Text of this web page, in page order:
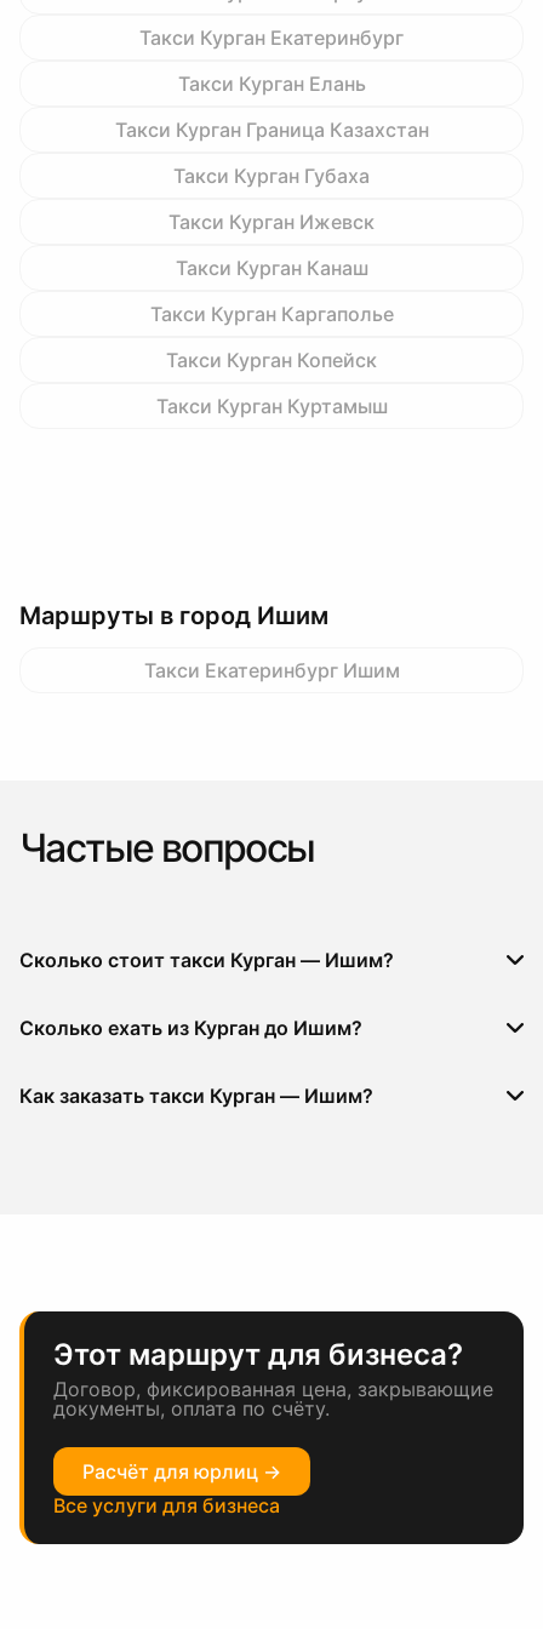
Такси Курган Екатеринбург
Такси Курган Елань
Такси Курган Граница Казахстан
Такси Курган Губаха
Такси Курган Ижевск
Такси Курган Канаш
Такси Курган Каргаполье
Такси Курган Копейск
Такси Курган Куртамыш
Маршруты в город Ишим
Такси Екатеринбург Ишим
Частые вопросы
Сколько стоит такси Курган — Ишим?
Сколько ехать из Курган до Ишим?
Как заказать такси Курган — Ишим?
Этот маршрут для бизнеса?
Договор, фиксированная цена, закрывающие
документы, оплата по счёту.
Расчёт для юрлиц →
Все услуги для бизнеса